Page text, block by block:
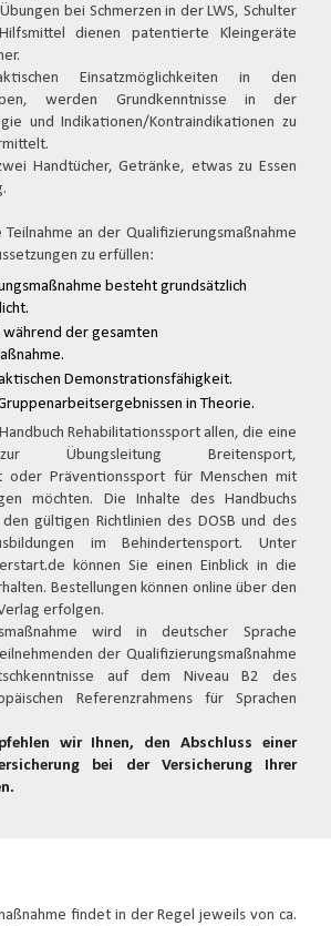
bei Schmerzen in der LWS, Schulter
dienen patentierte Kleingeräte
Einsatzmöglichkeiten in den
werden Grundkenntnisse in der
und Indikationen/Kontraindikationen zu
Handtücher, Getränke, etwas zu Essen
an der Qualifizierungsmaßnahme
zu erfüllen:
besteht grundsätzlich
der gesamten
Demonstrationsfähigkeit.
in Theorie.
Rehabilitationssport allen, die eine
Übungsleitung Breitensport,
oder Präventionssport für Menschen mit
möchten. Die Inhalte des Handbuchs
gültigen Richtlinien des DOSB und des
im Behindertensport. Unter
können Sie einen Einblick in die
Bestellungen können online über den
erfolgen.
wird in deutscher Sprache
der Qualifizierungsmaßnahme
auf dem Niveau B2 des
Referenzrahmens für Sprachen
wir Ihnen, den Abschluss einer
bei der Versicherung Ihrer
findet in der Regel jeweils von ca.